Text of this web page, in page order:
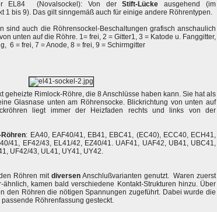
EL84 (Novalsockel): Von derStift-Lücke ausgehend (im
1 bis 9). Das gilt sinngemäß auch für einige andere Röhrentypen.
sind auch die Röhrensockel-Beschaltungen grafisch anschaulich
unten auf die Röhre. 1= frei, 2 = Gitter1, 3 = Katode u. Fanggitter,
6 = frei, 7 = Anode, 8 = frei, 9 = Schirmgitter
geheizte Rimlock-Röhre, die 8 Anschlüsse haben kann. Sie hat als
Glasnase unten am Röhrensocke. Blickrichtung von unten auf
liegt immer der Heizfaden rechts und links von der
: EA40, EAF40/41, EB41, EBC41, (EC40), ECC40, ECH41,
41, EF42/43, EL41/42, EZ40/41. UAF41, UAF42, UB41, UBC41,
UF42/43, UL41, UY41, UY42.
Röhren mit diversenAnschlußvarianten genutzt. Waren zuerst
kamen bald verschiedene Kontakt-Strukturen hinzu. Über
den Röhren die nötigen Spannungen zugeführt. Dabei wurde die
Röhrenfassung gesteckt.